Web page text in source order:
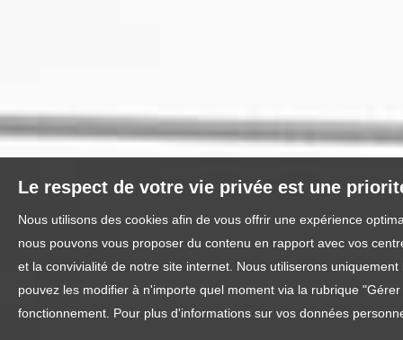
Le respect de votre vie privée est une
Nous utilisons des cookies afin de vous offrir une expérience
nous pouvons vous proposer du contenu en rapport avec vos
et la convivialité de notre site internet. Nous utiliserons
pouvez les modifier à n'importe quel moment via la rubrique
fonctionnement. Pour plus d'informations sur vos données